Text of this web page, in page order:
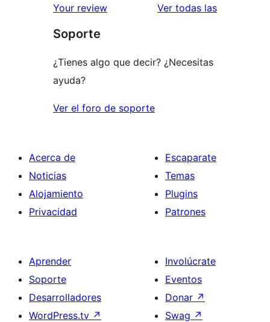
Your review Ver todas las
Soporte
¿Tienes algo que decir? ¿Necesitas
ayuda?
Ver el foro de soporte
Acerca de
Noticias
Alojamiento
Privacidad
Escaparate
Temas
Plugins
Patrones
Aprender
Soporte
Desarrolladores
WordPress.tv ↗
Involúcrate
Eventos
Donar ↗
Swag ↗